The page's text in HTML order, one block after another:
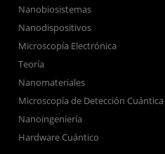
Nanobiosistemas
Nanodispositivos
Microscopía Electrónica
Teoría
Nanomateriales
Microscopía de Detección Cuántica
Nanoingeniería
Hardware Cuántico